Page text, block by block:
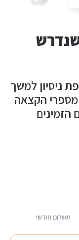
ניסיון למשך
מספרי הקצאה
הזמינים
תשלום חודשי